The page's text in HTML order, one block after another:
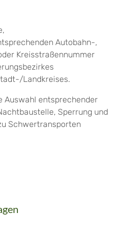
Autobahn-,
Kreisstraßennummer
Landkreises.
Auswahl entsprechender
Sperrung und
Schwertransporten